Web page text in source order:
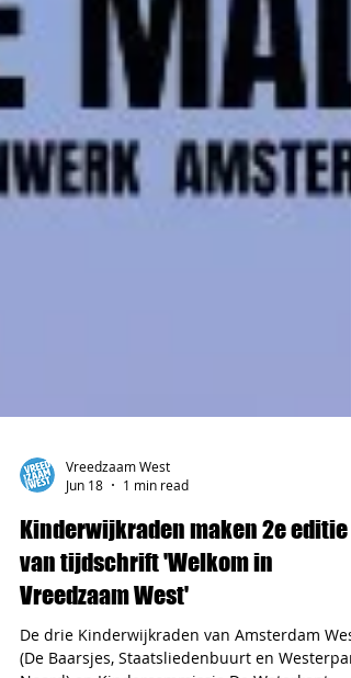
Vreedzaam West
Jun 18
1 min read
Kinderwijkraden maken 2e editie
van tijdschrift 'Welkom in